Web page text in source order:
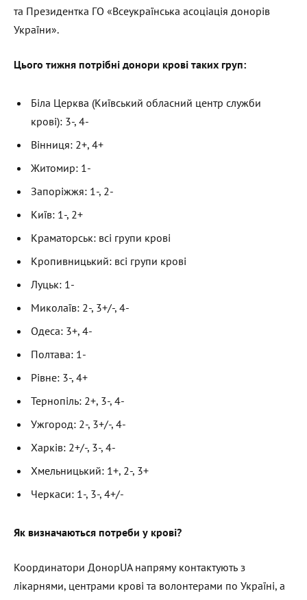
та Президентка ГО «Всеукраїнська асоціація донорів
України».
Цього тижня потрібні донори крові таких груп:
Біла Церква (Київський обласний центр служби
крові): 3-, 4-
Вінниця: 2+, 4+
Житомир: 1-
Запоріжжя: 1-, 2-
Київ: 1-, 2+
Краматорськ: всі групи крові
Кропивницький: всі групи крові
Луцьк: 1-
Миколаїв: 2-, 3+/-, 4-
Одеса: 3+, 4-
Полтава: 1-
Рівне: 3-, 4+
Тернопіль: 2+, 3-, 4-
Ужгород: 2-, 3+/-, 4-
Харків: 2+/-, 3-, 4-
Хмельницький: 1+, 2-, 3+
Черкаси: 1-, 3-, 4+/-
Як визначаються потреби у крові?
Координатори ДонорUA напряму контактують з
лікарнями, центрами крові та волонтерами по Україні, а